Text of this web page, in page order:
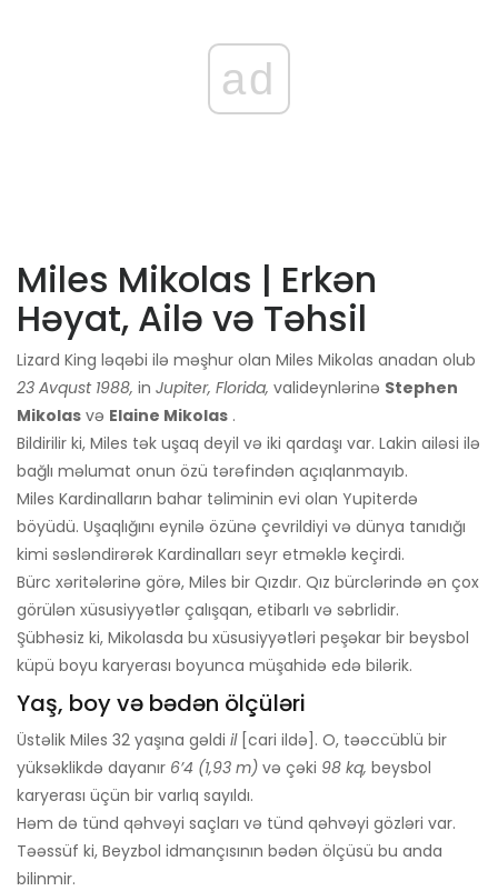
ad
Miles Mikolas | Erkən
Həyat, Ailə və Təhsil
Lizard King ləqəbi ilə məşhur olan Miles Mikolas anadan olub
23 Avqust 1988, in Jupiter, Florida, valideynlərinə Stephen
Mikolas və Elaine Mikolas .
Bildirilir ki, Miles tək uşaq deyil və iki qardaşı var. Lakin ailəsi ilə
bağlı məlumat onun özü tərəfindən açıqlanmayıb.
Miles Kardinalların bahar təliminin evi olan Yupiterdə
böyüdü. Uşaqlığını eynilə özünə çevrildiyi və dünya tanıdığı
kimi səsləndirərək Kardinalları seyr etməklə keçirdi.
Bürc xəritələrinə görə, Miles bir Qızdır. Qız bürclərində ən çox
görülən xüsusiyyətlər çalışqan, etibarlı və səbrlidir.
Şübhəsiz ki, Mikolasda bu xüsusiyyətləri peşəkar bir beysbol
küpü boyu karyerası boyunca müşahidə edə bilərik.
Yaş, boy və bədən ölçüləri
Üstəlik Miles 32 yaşına gəldi il[cari ildə]. O, təəccüblü bir
yüksəklikdə dayanır 6’4 (1,93 m) və çəki 98 kq, beysbol
karyerası üçün bir varlıq sayıldı.
Həm də tünd qəhvəyi saçları və tünd qəhvəyi gözləri var.
Təəssüf ki, Beyzbol idmançısının bədən ölçüsü bu anda
bilinmir.